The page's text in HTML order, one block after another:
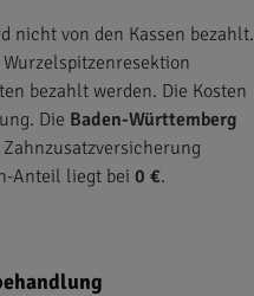
nicht von den Kassen bezahlt.
bezahlt werden. Die Kosten
Die Baden-Württemberg
Zahnzusatzversicherung
Anteil liegt bei 0 €.